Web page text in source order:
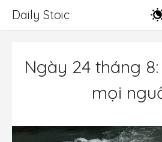
đến
Daily Stoic
Ngày 24 tháng
mọi